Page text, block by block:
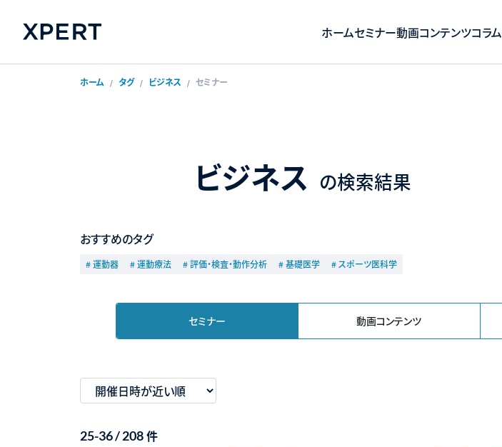
ホームセミナー動画コンテンツコラム
ホーム タグ ビジネス セミナー
ビジネス の検索結果
おすすめのタグ
# 運動器 # 運動療法 # 評価・検査・動作分析 # 基礎医学 # スポーツ医科学
セミナー 動画コンテンツ
25-36 / 208件